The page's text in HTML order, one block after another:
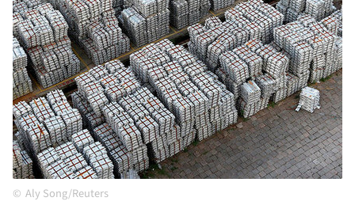
Aly Song/Reuters